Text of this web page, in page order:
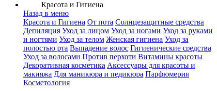
Красота и Гигиена
Назад в меню
Красота и Гигиена От пота Солнцезащитные средства
Депиляция Уход за лицом Уход за ногами Уход за руками
и ногтями Уход за телом Женская гигиена Уход за
полостью рта Выпадение волос Гигиенические средства
Уход за волосами Против перхоти Витамины красоты
Декоративная косметика Аксессуары для красоты и
макияжа Для маникюра и педикюра Парфюмерия
Косметология